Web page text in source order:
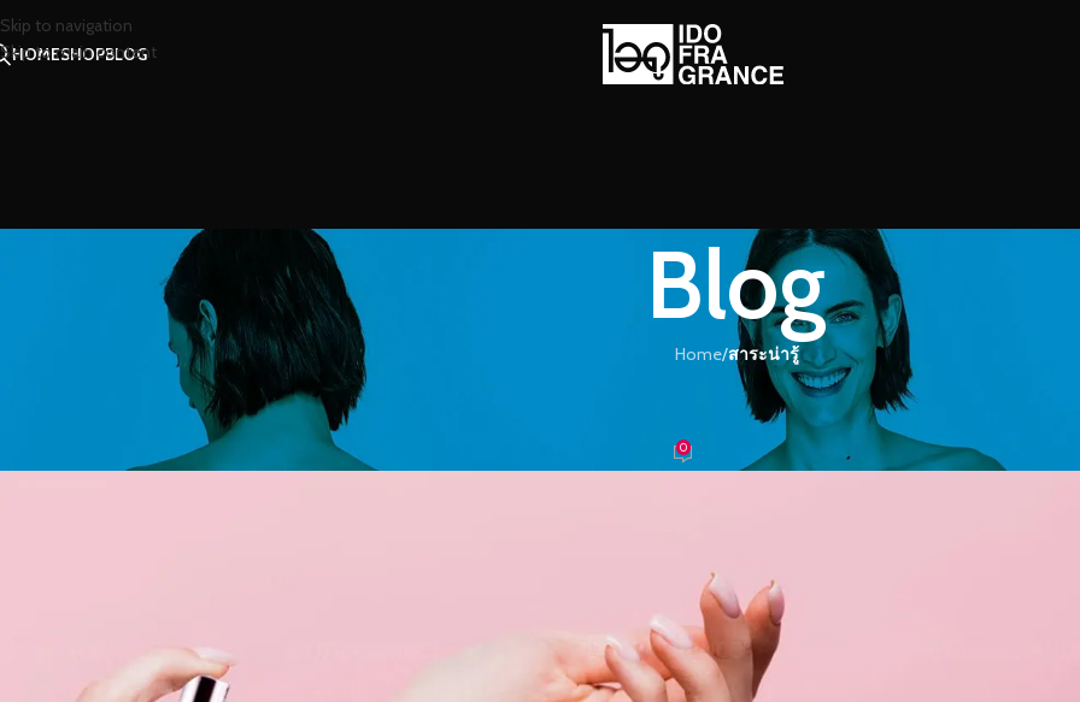
Skip to navigation
Skip to main content
HOMESHOPBLOG
Blog
Home/สาระน่ารู้
สัญญาณเตือนว่าน้ำหอมที่ใช้อยู่ใกล้จะหมดอายุ
0